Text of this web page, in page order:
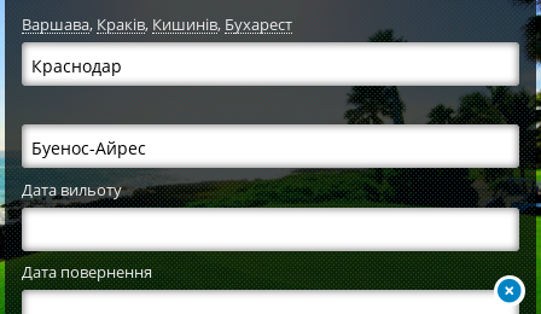
Варшава, Краків,Кишинів,Бухарест
Дата вильоту
Дата повернення